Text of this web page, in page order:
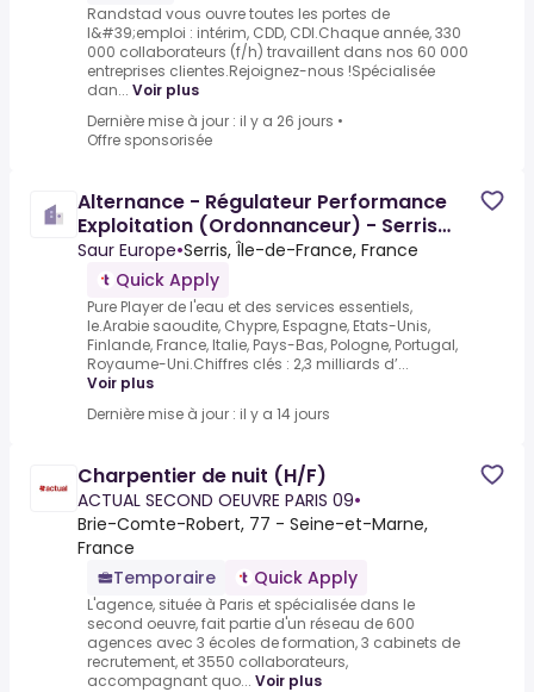
Randstad vous ouvre toutes les portes de
l&#39;emploi : intérim, CDD, CDI.Chaque année, 330
000 collaborateurs (f/h) travaillent dans nos 60 000
entreprises clientes.Rejoignez-nous !Spécialisée
dan... Voir plus
Dernière mise à jour : il y a 26 jours •
Offre sponsorisée
Alternance - Régulateur Performance
Exploitation (Ordonnanceur) - Serris
(77)
Saur Europe•Serris, Île-de-France, France
Quick Apply
Pure Player de l'eau et des services essentiels,
le.Arabie saoudite, Chypre, Espagne, Etats-Unis,
Finlande, France, Italie, Pays-Bas, Pologne, Portugal,
Royaume-Uni.Chiffres clés : 2,3 milliards d’...
Voir plus
Dernière mise à jour : il y a 14 jours
Charpentier de nuit (H/F)
ACTUAL SECOND OEUVRE PARIS 09•
Brie-Comte-Robert, 77 - Seine-et-Marne,
France
Temporaire
Quick Apply
L'agence, située à Paris et spécialisée dans le
second oeuvre, fait partie d'un réseau de 600
agences avec 3 écoles de formation, 3 cabinets de
recrutement, et 3550 collaborateurs,
accompagnant quo... Voir plus